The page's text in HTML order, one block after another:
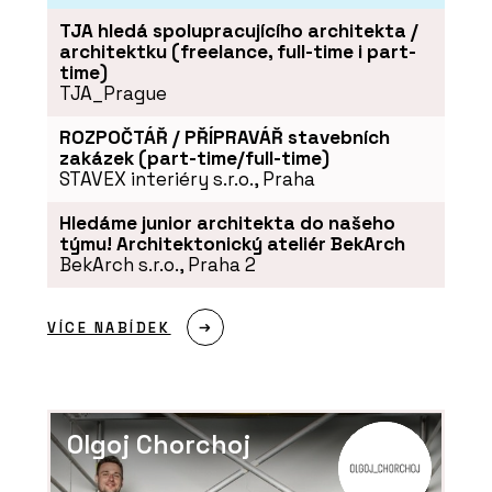
ČLÁNKY
designové kousky
TJA hledá spolupracujícího architekta /
architektku (freelance, full-time i part-
time)
TJA_Prague
ROZPOČTÁŘ / PŘÍPRAVÁŘ stavebních
zakázek (part-time/full-time)
STAVEX interiéry s.r.o., Praha
Hledáme junior architekta do našeho
týmu! Architektonický ateliér BekArch
BekArch s.r.o., Praha 2
VÍCE NABÍDEK
Olgoj Chorchoj